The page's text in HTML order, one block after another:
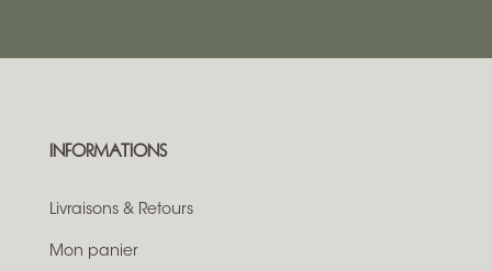
INFORMATIONS
Livraisons & Retours
Mon panier